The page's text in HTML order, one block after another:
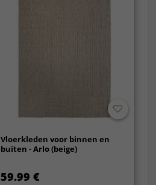
Vloerkleden voor binnen en
buiten - Arlo (beige)
59.99 €